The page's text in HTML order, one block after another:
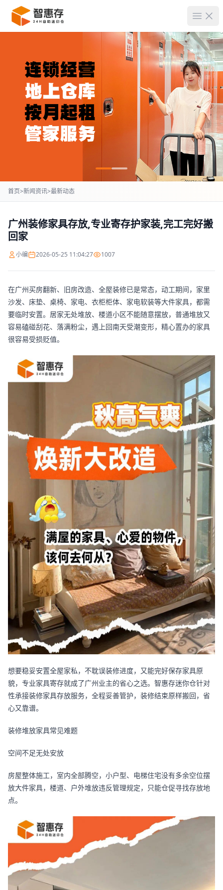
菜单
首页>新闻资讯>最新动态
广州装修家具存放,专业寄存护家装,完工完好搬
回家
小编 2026-05-25 11:04:27 1007
在广州买房翻新、旧房改造、全屋装修已是常态，动工期间，家里
沙发、床垫、桌椅、家电、衣柜柜体、家电软装等大件家具，都需
要临时安置。居家无处堆放、楼道小区不能随意摆放，普通堆放又
容易磕碰刮花、落满粉尘，遇上回南天受潮变形，精心置办的家具
很容易受损贬值。
想要稳妥安置全屋家私，不耽误装修进度，又能完好保存家具原
貌，专业家具寄存就成了广州业主的省心之选。智惠存迷你仓针对
性承接装修家具存放服务，全程妥善管护，装修结束原样搬回，省
心又靠谱。
装修堆放家具常见难题
空间不足无处安放
房屋整体施工，室内全部腾空，小户型、电梯住宅没有多余空位摆
放大件家具，楼道、户外堆放违反管理规定，只能仓促寻找存放地
点。